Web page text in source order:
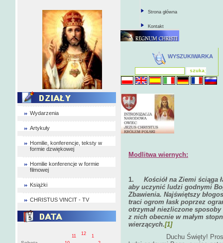
Wydarzenia
Artykuły
Homilie, konferencje, teksty w
formie dzwiękowej
Homilie konferencje w formie
filmowej
Książki
CHRISTUS VINCIT - TV
1
11
12
Strona główna
Kontakt
WYSZUKIWARKA
Modlitwa wiernych:
1. Kościół na Ziemi ściąga
aby uczynić ludzi godnymi
Zbawienia. Najświętszy
traci ogrom łask poprzez
otrzymał niezliczone sposoby
z nich obecnie w małym
wierzących.[1]
Duchu Święty! Prosimy